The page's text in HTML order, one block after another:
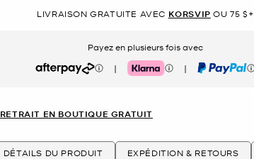
LIVRAISON GRATUITE AVEC KORSVIP OU 75 $+
Payez en plusieurs fois avec
Afterpay | Klarna | PayPal
RETRAIT EN BOUTIQUE GRATUIT
DÉTAILS DU PRODUIT EXPÉDITION & RETOURS